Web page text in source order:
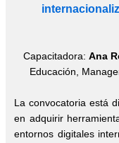
Capacitadora: Ana
Educación,
La convocatoria está
en adquirir
entornos digitales